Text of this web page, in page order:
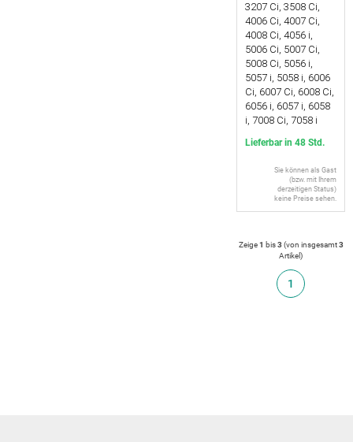
3207 Ci, 3508 Ci,
4006 Ci, 4007 Ci,
4008 Ci, 4056 i,
5006 Ci, 5007 Ci,
5008 Ci, 5056 i,
5057 i, 5058 i, 6006
Ci, 6007 Ci, 6008 Ci,
6056 i, 6057 i, 6058
i, 7008 Ci, 7058 i
Lieferbar in 48 Std.
Sie können als Gast
(bzw. mit Ihrem
derzeitigen Status)
keine Preise sehen.
Zeige1 bis3(von insgesamt3
Artikel)
1